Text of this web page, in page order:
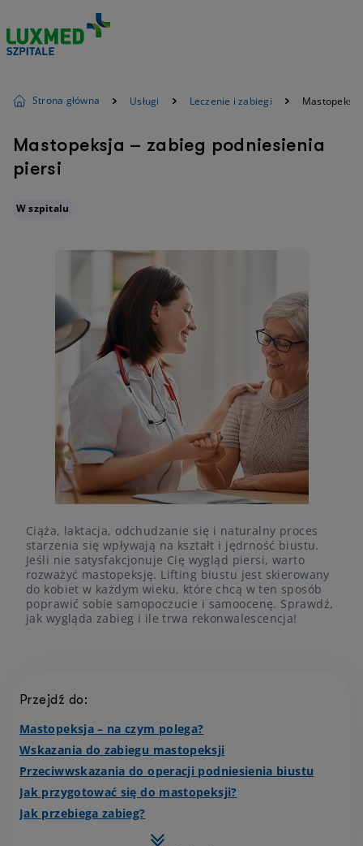
Strona główna Usługi Leczenie i zabiegi
Mastopeksja – zabieg podniesienia
piersi
W szpitalu
Ciąża, laktacja, odchudzanie się i naturalny proces
starzenia się wpływają na kształt i jędrność biustu.
Jeśli nie satysfakcjonuje Cię wygląd piersi, warto
rozważyć mastopeksję. Lifting biustu jest skierowany
do kobiet w każdym wieku, które chcą w ten sposób
poprawić sobie samopoczucie i samoocenę. Sprawdź,
jak wygląda zabieg i ile trwa rekonwalescencja!
Przejdź do:
Mastopeksja – na czym polega?
Wskazania do zabiegu mastopeksji
Przeciwwskazania do operacji podniesienia biustu
Jak przygotować się do mastopeksji?
Jak przebiega zabieg?